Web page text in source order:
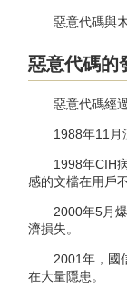
惡意代碼與木
惡意代碼的
惡意代碼經過
1988年11月泛
1998年CIH病
感的文檔在用戶
2000年5月爆發
濟損失。
2001年，國信
在大量隱患。